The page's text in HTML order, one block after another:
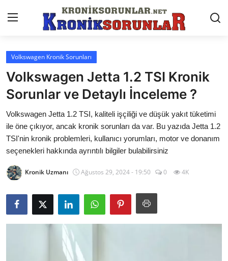
Anasayfa
Markalar
İletişim
Trafik & Cezalar
Sigorta & Kasko
Vergi & ÖTV & MTV
Muayene & Ruhsat
Sorgulamalar
İkinci El & Alım-Satım
Volkswagen Kronik Sorunları
Volkswagen Jetta 1.2 TSI Kronik
Sorunlar ve Detaylı İnceleme ?
Volkswagen Jetta 1.2 TSI, kaliteli işçiliği ve düşük yakıt tüketimi
ile öne çıkıyor, ancak kronik sorunları da var. Bu yazıda Jetta 1.2
TSI'nin kronik problemleri, kullanıcı yorumları, motor ve donanım
seçenekleri hakkında ayrıntılı bilgiler bulabilirsiniz
Kronik Uzmanı Ağustos 29, 2024 - 19:50 0 4K